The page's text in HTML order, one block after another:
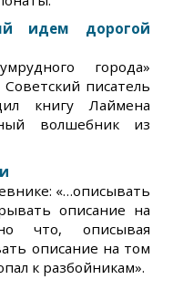
идем дорогой
города»
писатель
книгу Лаймена
волшебник из
«…описывать
описание на
что, описывая
описание на том
к разбойникам».